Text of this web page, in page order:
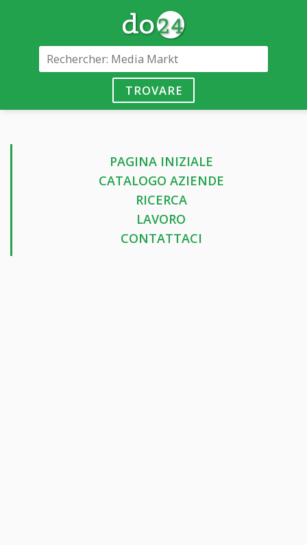
TROVARE
PAGINA INIZIALE
CATALOGO AZIENDE
RICERCA
LAVORO
CONTATTACI